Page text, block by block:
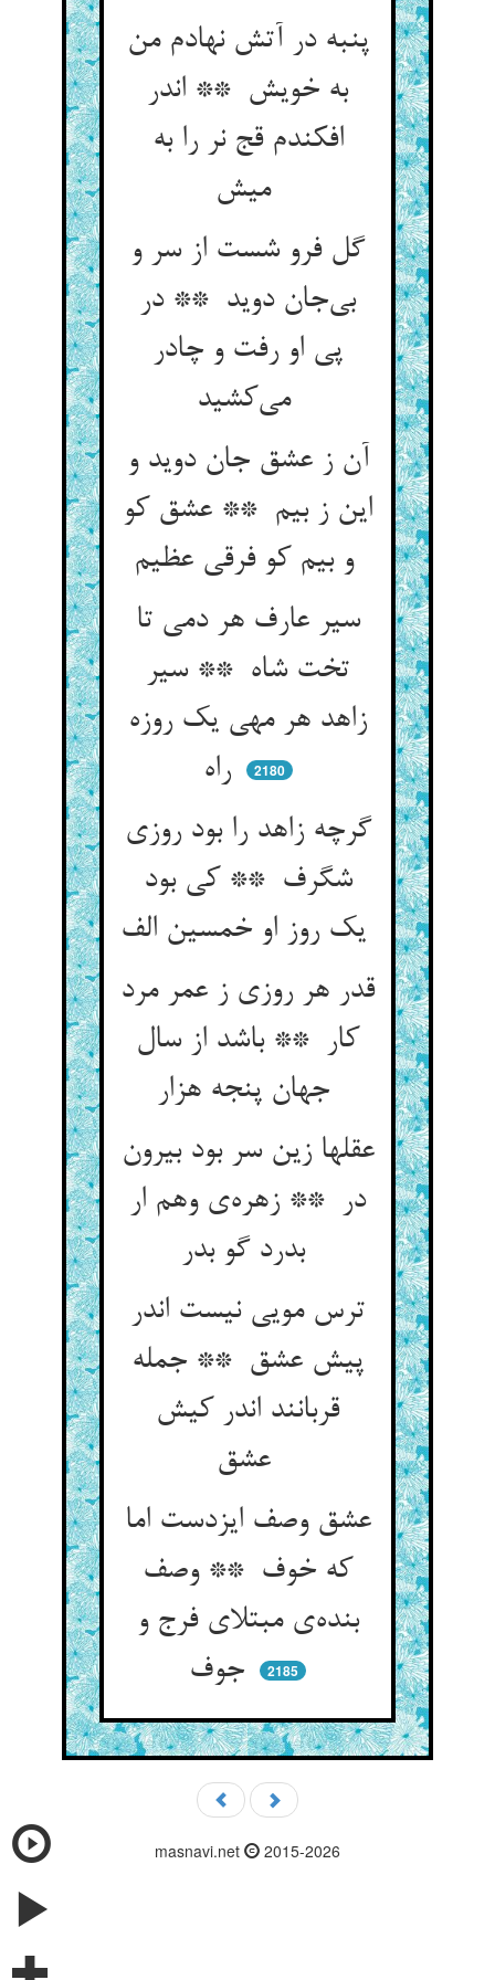
پنبه در آتش نهادم من
به خویش ** اندر
افکندم قج نر را به
میش
گل فرو شست از سر و
بی‌جان دوید ** در
پی او رفت و چادر
می‌کشید
آن ز عشق جان دوید و
این ز بیم ** عشق کو
و بیم کو فرقی عظیم
سیر عارف هر دمی تا
تخت شاه ** سیر
زاهد هر مهی یک روزه
راه
2180
گرچه زاهد را بود روزی
شگرف ** کی بود
قدر هر روزی ز عمر مرد
کار ** باشد از سال
عقلها زین سر بود بیرون
در ** زهره‌ی وهم ار
بدرد گو بدر
ترس مویی نیست اندر
پیش عشق ** جمله
قربانند اندر کیش
عشق
عشق وصف ایزدست اما
که خوف ** وصف
بنده‌ی مبتلای فرج و
2185
masnavi.net 2015-2026